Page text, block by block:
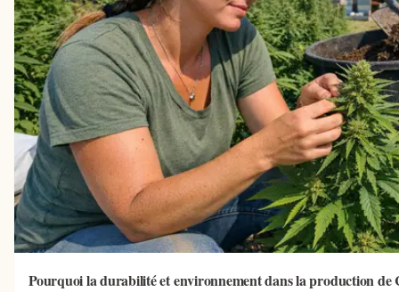
Pourquoi la durabilité et environnement dans la production